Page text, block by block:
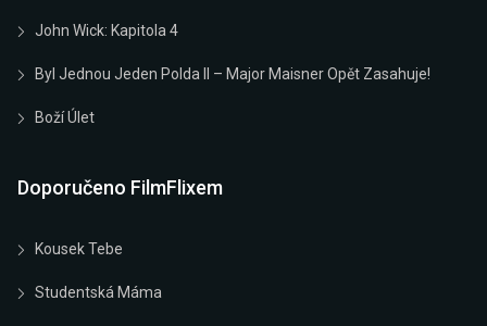
John Wick: Kapitola 4
Byl Jednou Jeden Polda II – Major Maisner Opět Zasahuje!
Boží Úlet
Doporučeno FilmFlixem
Kousek Tebe
Studentská Máma